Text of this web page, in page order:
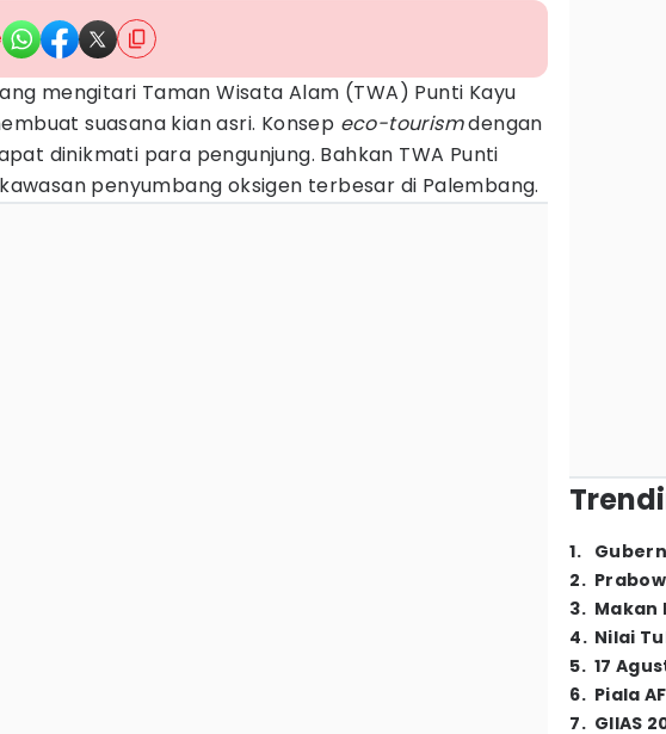
mengitari Taman Wisata Alam (TWA) Punti Kayu
suasana kian asri. Konsep eco-tourismdengan
dinikmati para pengunjung. Bahkan TWA Punti
penyumbang oksigen terbesar di Palembang.
1.
2.
3. Makan
4. Nilai
5. 17
6. Piala
7. GIIAS